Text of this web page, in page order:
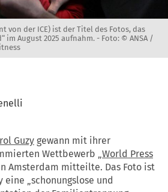
von der ICE) ist der Titel des Fotos, das
im August 2025 aufnahm. - Foto: © ANSA /
Guzy gewann mit ihrer
Wettbewerb „World Press
Amsterdam mitteilte. Das Foto ist
eine „schonungslose und